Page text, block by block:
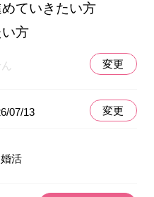
ていきたい方
方
変更
07/13 変更
活